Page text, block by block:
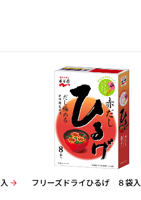
フリーズドライひるげ ８袋入